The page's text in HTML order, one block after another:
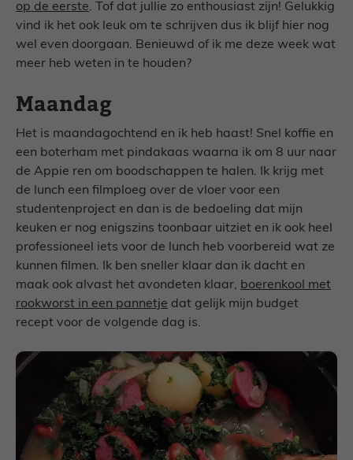
op de eerste. Tof dat jullie zo enthousiast zijn! Gelukkig
vind ik het ook leuk om te schrijven dus ik blijf hier nog
wel even doorgaan. Benieuwd of ik me deze week wat
meer heb weten in te houden?
Maandag
Het is maandagochtend en ik heb haast! Snel koffie en
een boterham met pindakaas waarna ik om 8 uur naar
de Appie ren om boodschappen te halen. Ik krijg met
de lunch een filmploeg over de vloer voor een
studentenproject en dan is de bedoeling dat mijn
keuken er nog enigszins toonbaar uitziet en ik ook heel
professioneel iets voor de lunch heb voorbereid wat ze
kunnen filmen. Ik ben sneller klaar dan ik dacht en
maak ook alvast het avondeten klaar, boerenkool met
rookworst in een pannetje dat gelijk mijn budget
recept voor de volgende dag is.